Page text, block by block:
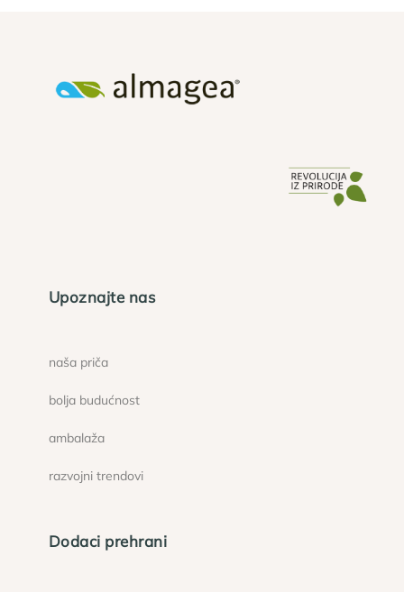
Upoznajte nas
naša priča
bolja budućnost
ambalaža
razvojni trendovi
Dodaci prehrani